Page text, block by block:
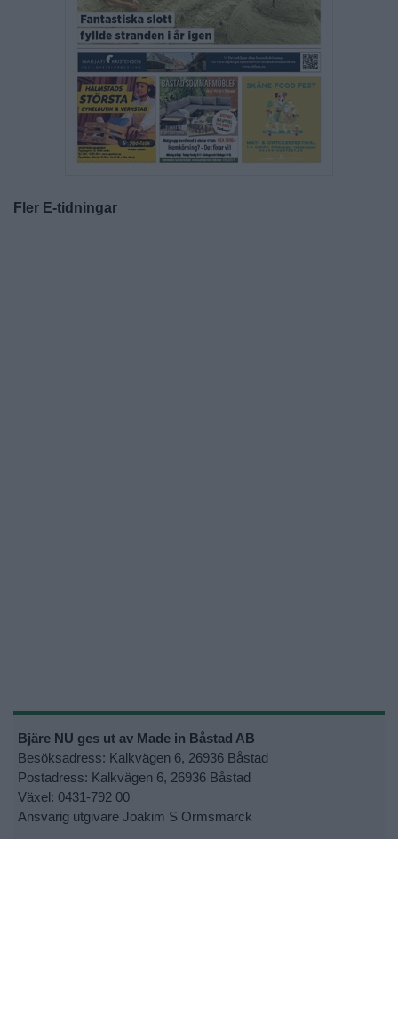
Fler E-tidningar
Bjäre NU ges ut av Made in Båstad AB
Besöksadress: Kalkvägen 6, 26936 Båstad
Postadress: Kalkvägen 6, 26936 Båstad
Växel: 0431-792 00
Ansvarig utgivare Joakim S Ormsmarck